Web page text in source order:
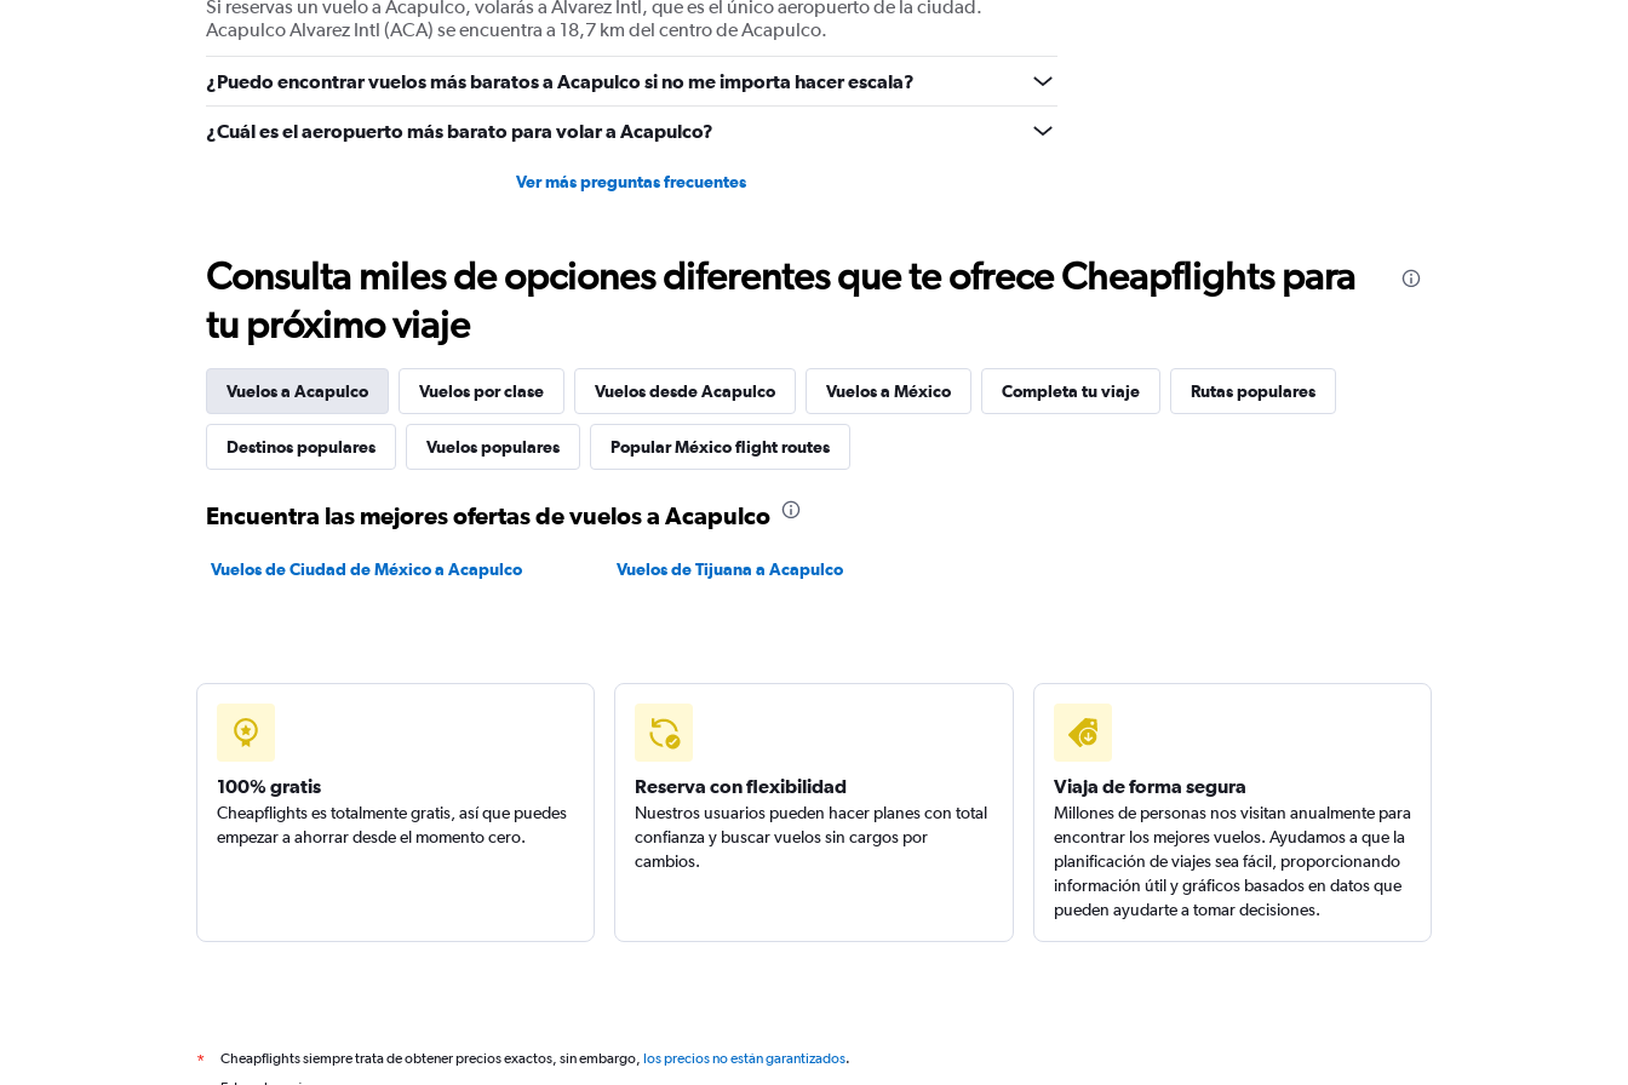
values.
Range:
0
to
displaying
Range:
26
to
Si reservas un vuelo a Acapulco, volarás a Alvarez Intl, que es el único aeropuerto de la ciudad.
Acapulco Alvarez Intl (ACA) se encuentra a 18,7 km del centro de Acapulco.
¿Puedo encontrar vuelos más baratos a Acapulco si no me importa hacer escala?
¿Cuál es el aeropuerto más barato para volar a Acapulco?
Ver más preguntas frecuentes
Consulta miles de opciones diferentes que te ofrece Cheapflights para
tu próximo viaje
Vuelos a Acapulco Vuelos por clase Vuelos desde Acapulco Vuelos a México Completa tu viaje Rutas populares
Destinos populares Vuelos populares Popular México flight routes
Encuentra las mejores ofertas de vuelos a Acapulco
Vuelos de Ciudad de México a Acapulco Vuelos de Tijuana a Acapulco
100% gratis
Cheapflights es totalmente gratis, así que puedes
empezar a ahorrar desde el momento cero.
Reserva con flexibilidad
Nuestros usuarios pueden hacer planes con total
confianza y buscar vuelos sin cargos por
cambios.
Viaja de forma segura
Millones de personas nos visitan anualmente para
encontrar los mejores vuelos. Ayudamos a que la
planificación de viajes sea fácil, proporcionando
información útil y gráficos basados en datos que
pueden ayudarte a tomar decisiones.
* Cheapflights siempre trata de obtener precios exactos, sin embargo, los precios no están garantizados.